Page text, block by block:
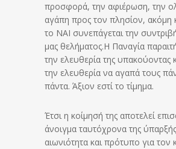
προσφορά, την αφιέρωση, την
αγάπη προς τον πλησίον, ακόμη
το ΝΑΙ συνεπάγεται την
μας θελήματος.Η Παναγία
την ελευθερία της υπακούοντας
την ελευθερία να αγαπά τους
πάντα. Άξιον εστί το τίμημα.
Έτσι η κοίμησή της αποτελεί
άνοιγμα ταυτόχρονα της
αιωνιότητα και πρότυπο για τον